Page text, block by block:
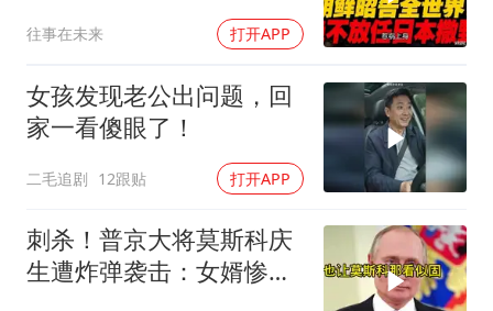
往事在未来 打开APP
女孩发现老公出问题，回
家一看傻眼了！
二毛追剧 12跟贴 打开APP
刺杀！普京大将莫斯科庆
生遭炸弹袭击：女婿惨